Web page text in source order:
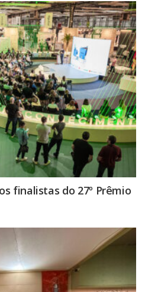
finalistas do 27º Prêmio